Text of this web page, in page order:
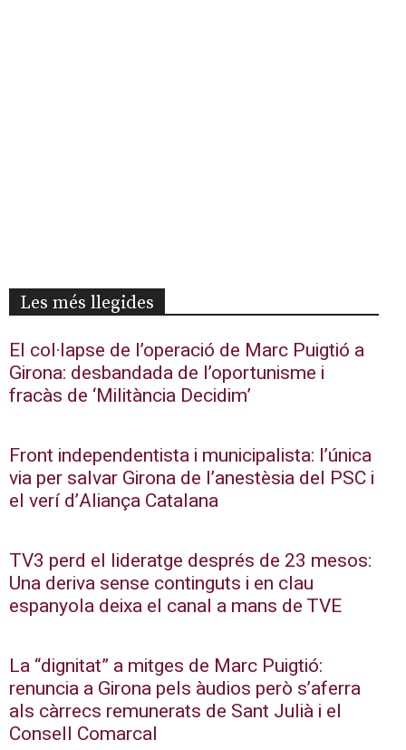
Les més llegides
El col·lapse de l’operació de Marc Puigtió a
Girona: desbandada de l’oportunisme i
fracàs de ‘Militància Decidim’
Front independentista i municipalista: l’única
via per salvar Girona de l’anestèsia del PSC i
el verí d’Aliança Catalana
TV3 perd el lideratge després de 23 mesos:
Una deriva sense continguts i en clau
espanyola deixa el canal a mans de TVE
La “dignitat” a mitges de Marc Puigtió:
renuncia a Girona pels àudios però s’aferra
als càrrecs remunerats de Sant Julià i el
Consell Comarcal